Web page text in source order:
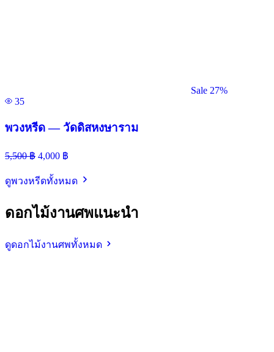
Sale 27%
35
พวงหรีด — วัดดิสหงษาราม
5,500฿ 4,000 ฿
ดูพวงหรีดทั้งหมด
ดอกไม้งานศพแนะนำ
ดูดอกไม้งานศพทั้งหมด